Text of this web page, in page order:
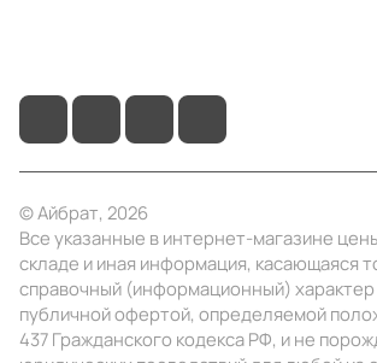
© Айбрат, 2026
Все указанные в интернет-магазине
складе и иная информация, касающаяся
справочный (информационный)
публичной офертой, определяемой
437 Гражданского кодекса РФ, и не